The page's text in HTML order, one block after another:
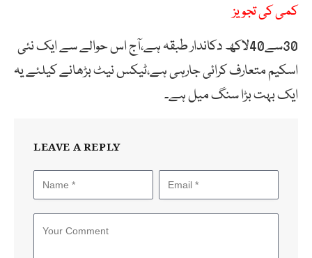
کمی کی تجویز
30سے40لاکھ دکاندار طبقہ ہے،آج اس حوالے سے ایک نئی
اسکیم متعارف کرائی جارہی ہے،ٹیکس نیٹ بڑھانے کیلئے یہ
ایک بہت بڑا سنگ میل ہے۔
LEAVE A REPLY